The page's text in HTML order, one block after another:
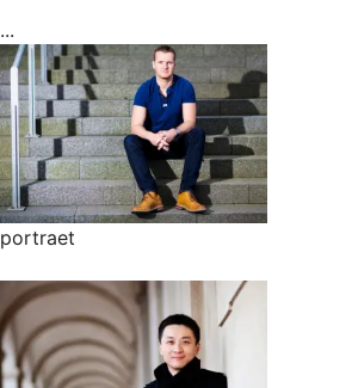
...
portraet